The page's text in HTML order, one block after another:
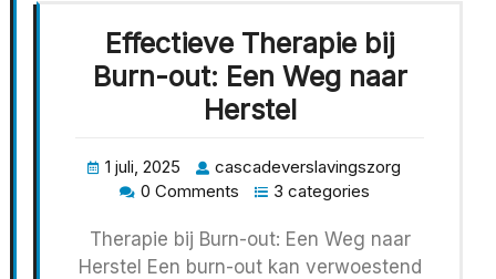
Effectieve Therapie bij
Burn-out: Een Weg naar
Herstel
1 juli, 2025
cascadeverslavingszorg
0 Comments
3 categories
Therapie bij Burn-out: Een Weg naar
Herstel Een burn-out kan verwoestend